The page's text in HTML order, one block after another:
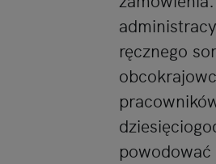
ręcznego